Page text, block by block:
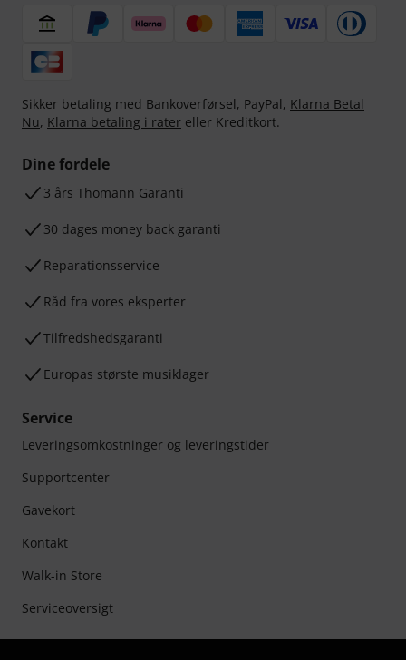
Sikker betaling med Bankoverførsel, PayPal, Klarna Betal
Nu, Klarna betaling i rater eller Kreditkort.
Dine fordele
3 års Thomann Garanti
30 dages money back garanti
Reparationsservice
Råd fra vores eksperter
Tilfredshedsgaranti
Europas største musiklager
Service
Leveringsomkostninger og leveringstider
Supportcenter
Gavekort
Kontakt
Walk-in Store
Serviceoversigt